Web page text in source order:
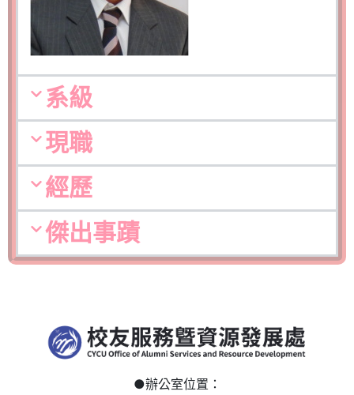
系級
現職
經歷
傑出事蹟
●辦公室位置：